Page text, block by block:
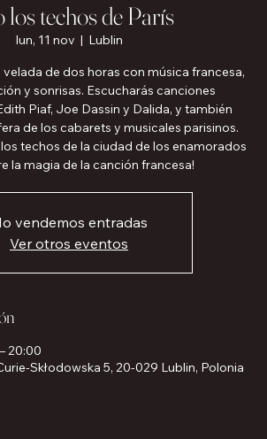
los techos de París
lun, 11 nov
  |
Lublin
velada de dos horas con música francesa,
y sonrisas. Escucharás canciones
Piaf, Joe Dassin y Dalida, y también
de los cabarets y musicales parisinos.
techos de la ciudad de los enamorados
la magia de la canción francesa!
vendemos entradas
Ver otros eventos
20:00
Skłodowska 5, 20-029 Lublin, Polonia